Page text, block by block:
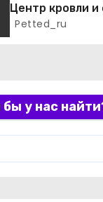
Центр кровли и
Petted_ru
бы у нас